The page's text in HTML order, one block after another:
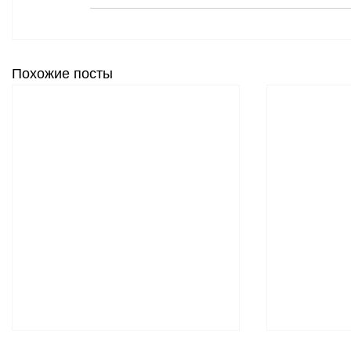
Похожие посты